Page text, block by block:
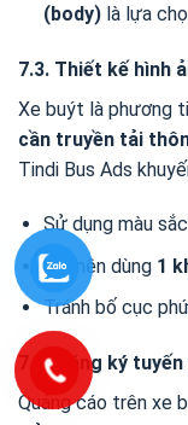
(body)là lựa
7.3. Thiết kế hình
Xe buýt là phương
cần truyền tải
Tindi Bus Ads
Sử dụng màu
Chỉ nên dùng 1
Tránh bố cục
7.4. Đăng ký
Quảng cáo trên xe